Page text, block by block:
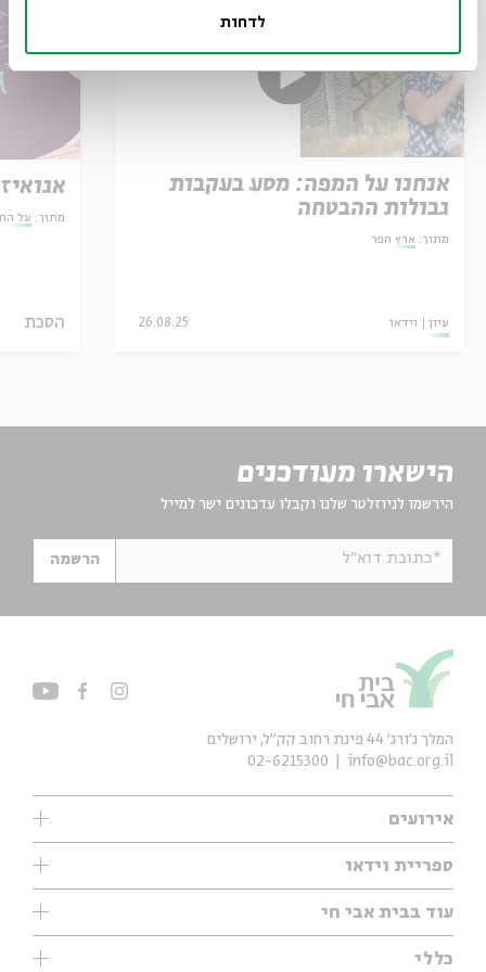
לדחות
אנחנו על המפה: מסע בעקבות
גבולות ההבטחה
מתוך: ארץ חפר
עיון וידאו 26.08.25
מתוך: על
הסכת
הישארו מעודכנים
הירשמו לניוזלטר שלנו וקבלו עדכונים ישר למייל
*כתובת דוא"ל הרשמה
אירועים
עיון
אנגלית
נוער
ספריית וידאו
ילדים
מוזיקה
עיון
עוד בבית אבי חי
תערוכות
מיוחדים
כללי
המלך ג'ורג' 44 פינת רחוב קק״ל, ירושלים
info@bac.org.il
02-6215300